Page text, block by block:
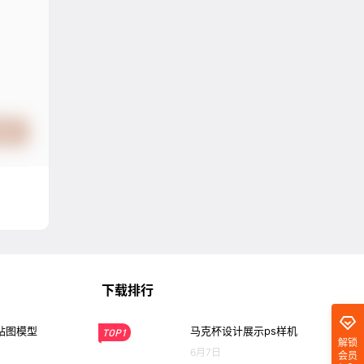
解锁
会员
图模型
下载排行
TOP1 马克杯设计展示ps样机
6月7日